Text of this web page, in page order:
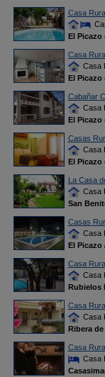
Casa
El Picazo
Casa
Casa
El Picazo
Cabañar
Casa
El Picazo
Casas
Casa
El Picazo
La Casa
Casa
San
Casas
Casa
El Picazo
Casa
Casa
Rubielos
Casa
Casa
Ribera
Casa
Casa